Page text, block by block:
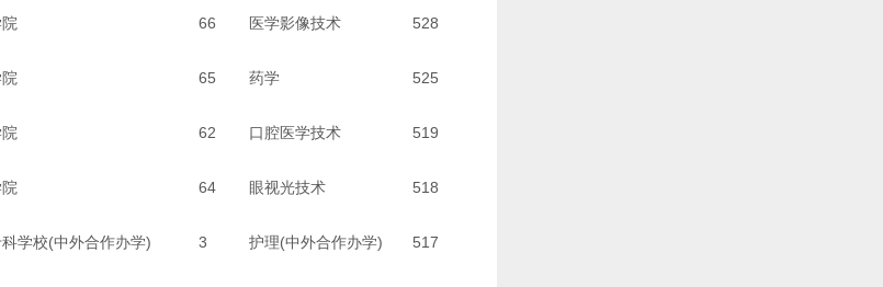
66 医学影像技术 528
65 药学 525
62 口腔医学技术 519
64 眼视光技术 518
学校(中外合作办学) 3 护理(中外合作办学) 517